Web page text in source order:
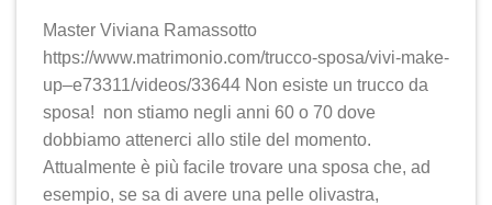
Master Viviana Ramassotto
https://www.matrimonio.com/trucco-sposa/vivi-make-
up–e73311/videos/33644 Non esiste un trucco da
sposa! non stiamo negli anni 60 o 70 dove
dobbiamo attenerci allo stile del momento.
Attualmente è più facile trovare una sposa che, ad
esempio, se sa di avere una pelle olivastra,